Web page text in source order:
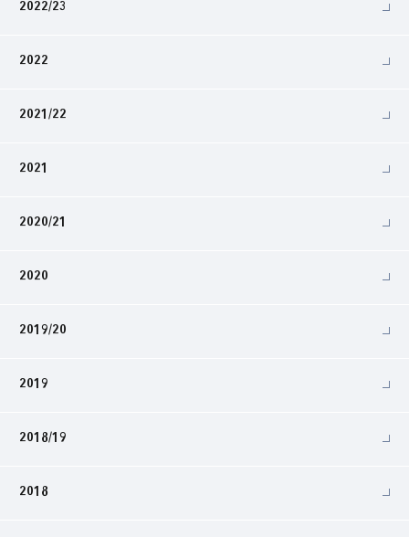
2022/23
2022
2021/22
2021
2020/21
2020
2019/20
2019
2018/19
2018